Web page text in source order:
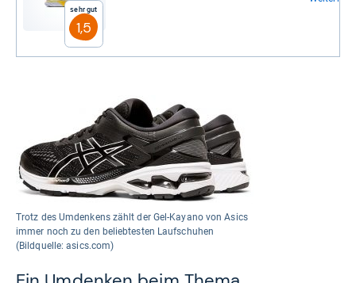
Sehr gut
1,5
Trotz des Umdenkens zählt der Gel-Kayano von Asics
immer noch zu den beliebtesten Laufschuhen
(Bildquelle: asics.com)